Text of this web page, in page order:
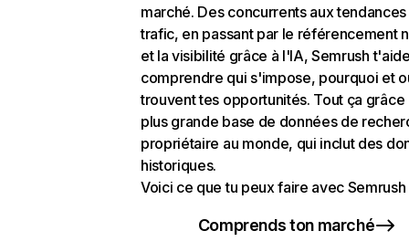
marché. Des concurrents aux
trafic, en passant par le référencement
et la visibilité grâce à l'IA, Semrush
comprendre qui s'impose, pourquoi et
trouvent tes opportunités. Tout ça grâce
plus grande base de données de
propriétaire au monde, qui inclut des
historiques.
Voici ce que tu peux faire avec Semrush
Comprends ton marché